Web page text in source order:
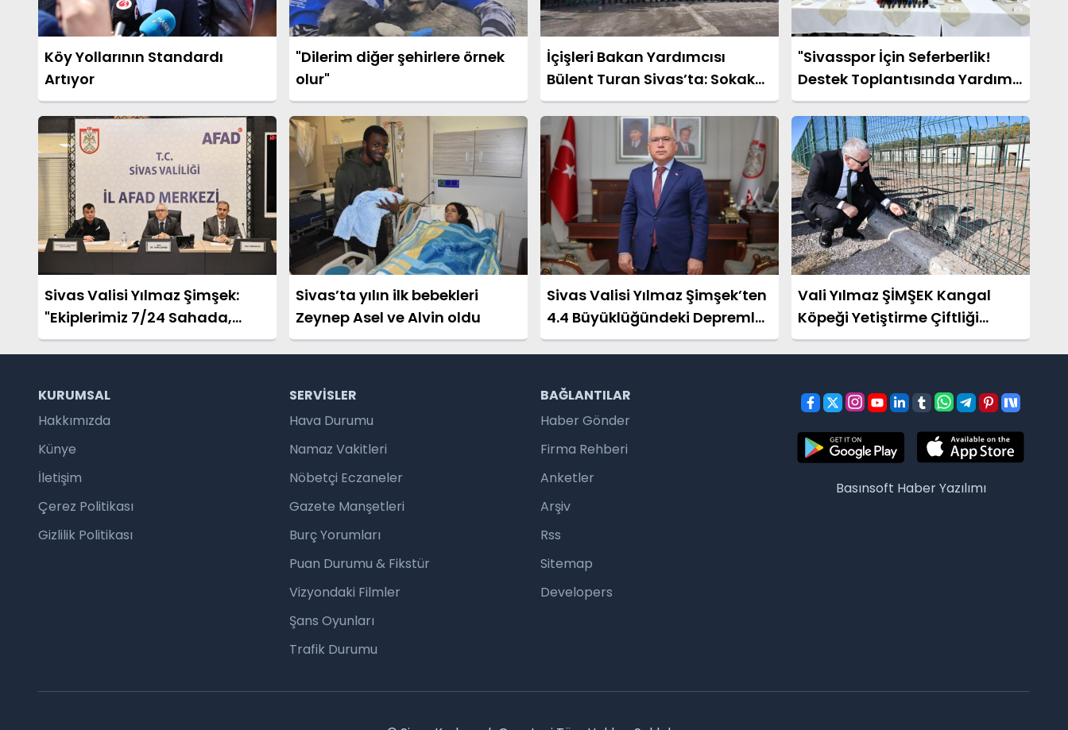
Köy Yollarının Standardı
Artıyor
"Dilerim diğer şehirlere örnek
olur"
İçişleri Bakan Yardımcısı
Bülent Turan Sivas’ta: Sokak
Hayvanları İçin Ortak Çözüm
Vurgusu
"Sivasspor İçin Seferberlik!
Destek Toplantısında Yardım
Kampanyası Başlatıldı"
Sivas Valisi Yılmaz Şimşek:
"Ekiplerimiz 7/24 Sahada,
Karla Mücadele Devam
Sivas’ta yılın ilk bebekleri
Zeynep Asel ve Alvin oldu
Sivas Valisi Yılmaz Şimşek’ten
4.4 Büyüklüğündeki Depremle
İlgili Açıklama
Vali Yılmaz ŞİMŞEK Kangal
Köpeği Yetiştirme Çiftliği
Ziyareti
KURUMSAL
Hakkımızda
Künye
İletişim
Çerez Politikası
Gizlilik Politikası
SERVISLER
Hava Durumu
Namaz Vakitleri
Nöbetçi Eczaneler
Gazete Manşetleri
Burç Yorumları
Puan Durumu & Fikstür
Vizyondaki Filmler
Şans Oyunları
Trafik Durumu
BAĞLANTILAR
Haber Gönder
Firma Rehberi
Anketler
Arşiv
Rss
Sitemap
Developers
Basınsoft Haber Yazılımı